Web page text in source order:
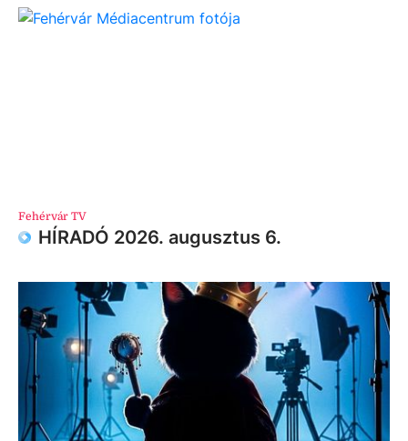
Fehérvár TV
HÍRADÓ 2026. augusztus 6.